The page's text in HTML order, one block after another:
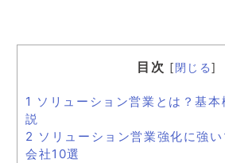
目次 [閉じる]
1 ソリューション営業とは？基
説
2 ソリューション営業強化に強
会社10選